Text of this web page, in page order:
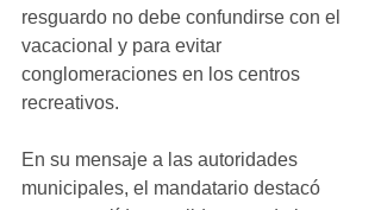
resguardo no debe confundirse con el
vacacional y para evitar
conglomeraciones en los centros
recreativos.
En su mensaje a las autoridades
municipales, el mandatario destacó